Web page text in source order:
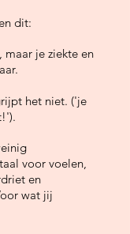
dit:
maar je ziekte en
het niet. ('je
voor voelen,
en
wat jij